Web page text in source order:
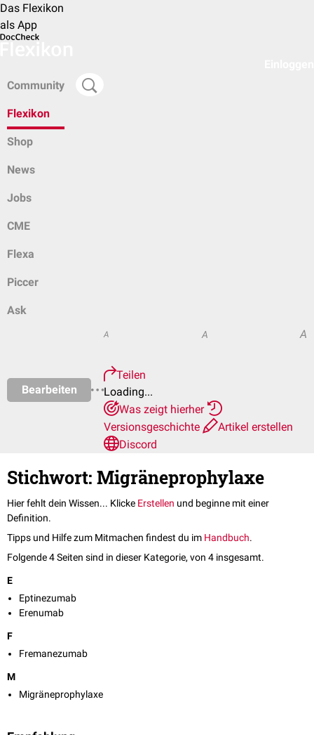
Das Flexikon
als App
Community
Flexikon
Shop
News
Jobs
CME
Flexa
Piccer
Ask
Bearbeiten
A A A
Teilen
Loading...
Was zeigt hierher
Versionsgeschichte
Artikel erstellen
Discord
Stichwort: Migräneprophylaxe
Hier fehlt dein Wissen... Klicke Erstellen und beginne mit einer
Definition.
Tipps und Hilfe zum Mitmachen findest du im Handbuch.
Folgende 4 Seiten sind in dieser Kategorie, von 4 insgesamt.
E
Eptinezumab
Erenumab
F
Fremanezumab
M
Migräneprophylaxe